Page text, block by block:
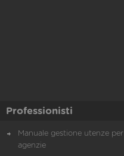
Professionisti
Manuale gestione utenze per
agenzie